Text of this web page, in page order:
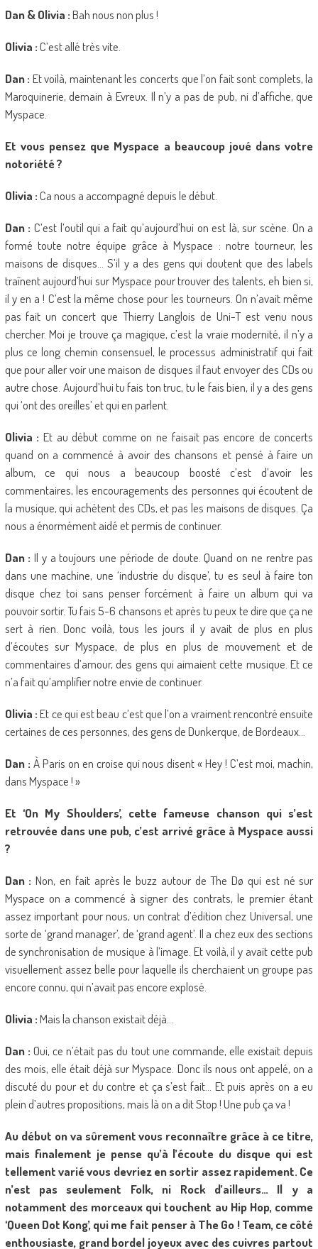
Dan & Olivia :Bah nous non plus !
Olivia :C’est allé très vite.
Dan : Et voilà, maintenant les concerts que l’on fait sont complets, la
Maroquinerie, demain à Evreux. Il n’y a pas de pub, ni d’affiche, que
Myspace.
Et vous pensez que Myspace a beaucoup joué dans votre
notoriété ?
Olivia :Ca nous a accompagné depuis le début.
Dan : C’est l’outil qui a fait qu’aujourd’hui on est là, sur scène. On a
formé toute notre équipe grâce à Myspace : notre tourneur, les
maisons de disques… S’il y a des gens qui doutent que des labels
traînent aujourd’hui sur Myspace pour trouver des talents, eh bien si,
il y en a ! C’est la même chose pour les tourneurs. On n’avait même
pas fait un concert que Thierry Langlois de Uni-T est venu nous
chercher. Moi je trouve ça magique, c’est la vraie modernité, il n’y a
plus ce long chemin consensuel, le processus administratif qui fait
que pour aller voir une maison de disques il faut envoyer des CDs ou
autre chose. Aujourd’hui tu fais ton truc, tu le fais bien, il y a des gens
qui ‘ont des oreilles’ et qui en parlent.
Olivia : Et au début comme on ne faisait pas encore de concerts
quand on a commencé à avoir des chansons et pensé à faire un
album, ce qui nous a beaucoup boosté c’est d’avoir les
commentaires, les encouragements des personnes qui écoutent de
la musique, qui achètent des CDs, et pas les maisons de disques. Ça
nous a énormément aidé et permis de continuer.
Dan :Il y a toujours une période de doute. Quand on ne rentre pas
dans une machine, une ‘industrie du disque’, tu es seul à faire ton
disque chez toi sans penser forcément à faire un album qui va
pouvoir sortir. Tu fais 5-6 chansons et après tu peux te dire que ça ne
sert à rien. Donc voilà, tous les jours il y avait de plus en plus
d’écoutes sur Myspace, de plus en plus de mouvement et de
commentaires d’amour, des gens qui aimaient cette musique. Et ce
n’a fait qu’amplifier notre envie de continuer.
Olivia :Et ce qui est beau c’est que l’on a vraiment rencontré ensuite
certaines de ces personnes, des gens de Dunkerque, de Bordeaux…
Dan : À Paris on en croise qui nous disent « Hey ! C’est moi, machin,
dans Myspace ! »
Et ‘On My Shoulders’, cette fameuse chanson qui s’est
retrouvée dans une pub, c’est arrivé grâce à Myspace aussi
?
Dan :Non, en fait après le buzz autour de The Dø qui est né sur
Myspace on a commencé à signer des contrats, le premier étant
assez important pour nous, un contrat d’édition chez Universal, une
sorte de ‘grand manager’, de ‘grand agent’. Il a chez eux des sections
de synchronisation de musique à l’image. Et voilà, il y avait cette pub
visuellement assez belle pour laquelle ils cherchaient un groupe pas
encore connu, qui n’avait pas encore explosé.
Olivia :Mais la chanson existait déjà…
Dan : Oui, ce n’était pas du tout une commande, elle existait depuis
des mois, elle était déjà sur Myspace. Donc ils nous ont appelé, on a
discuté du pour et du contre et ça s’est fait… Et puis après on a eu
plein d’autres propositions, mais là on a dit Stop ! Une pub ça va !
Au début on va sûrement vous reconnaître grâce à ce titre,
mais finalement je pense qu’à l’écoute du disque qui est
tellement varié vous devriez en sortir assez rapidement. Ce
n’est pas seulement Folk, ni Rock d’ailleurs… Il y a
notamment des morceaux qui touchent au Hip Hop, comme
‘Queen Dot Kong’, qui me fait penser à The Go ! Team, ce côté
enthousiaste, grand bordel joyeux avec des cuivres partout